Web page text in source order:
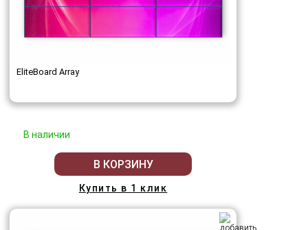
EliteBoard Array
В наличии
В КОРЗИНУ
Купить в 1 клик